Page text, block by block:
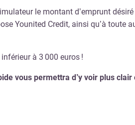
le montant d’emprunt
Younited Credit, ainsi qu’à toute
à 3 000 euros !
vous permettra d’y voir plus